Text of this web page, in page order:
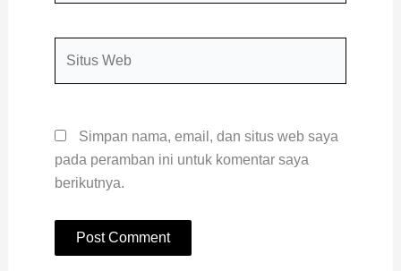
Simpan nama, email, dan situs web saya
pada peramban ini untuk komentar saya
berikutnya.